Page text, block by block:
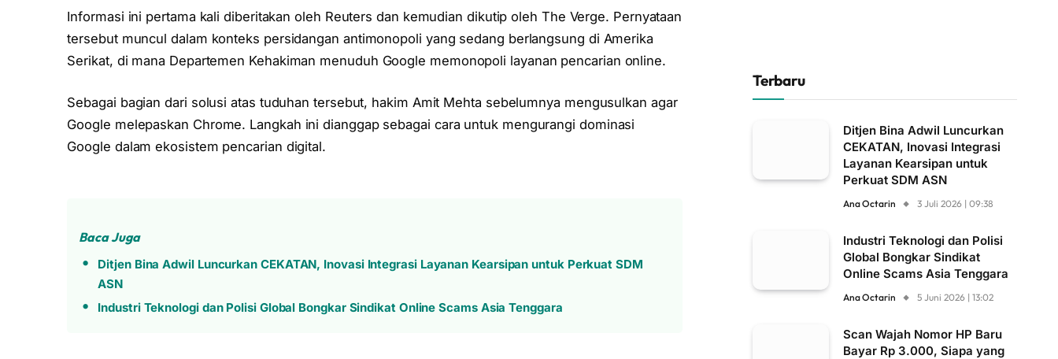
Informasi ini pertama kali diberitakan oleh Reuters dan kemudian dikutip oleh The Verge. Pernyataan
tersebut muncul dalam konteks persidangan antimonopoli yang sedang berlangsung di Amerika
Serikat, di mana Departemen Kehakiman menuduh Google memonopoli layanan pencarian online.
Sebagai bagian dari solusi atas tuduhan tersebut, hakim Amit Mehta sebelumnya mengusulkan agar
Google melepaskan Chrome. Langkah ini dianggap sebagai cara untuk mengurangi dominasi
Google dalam ekosistem pencarian digital.
Baca Juga
Ditjen Bina Adwil Luncurkan CEKATAN, Inovasi Integrasi Layanan Kearsipan untuk Perkuat SDM
ASN
Industri Teknologi dan Polisi Global Bongkar Sindikat Online Scams Asia Tenggara
Terbaru
Ditjen Bina Adwil Luncurkan
CEKATAN, Inovasi Integrasi
Layanan Kearsipan untuk
Perkuat SDM ASN
Ana Octarin 3 Juli 2026 | 09:38
Industri Teknologi dan Polisi
Global Bongkar Sindikat
Online Scams Asia Tenggara
Ana Octarin 5 Juni 2026 | 13:02
Scan Wajah Nomor HP Baru
Bayar Rp 3.000, Siapa yang